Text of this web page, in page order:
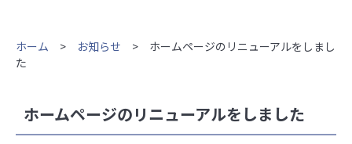
ホーム > お知らせ > ホームページのリニューアルをしまし
た
ホームページのリニューアルをしました